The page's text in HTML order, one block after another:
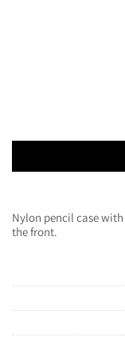
Nylon pencil case
the front.